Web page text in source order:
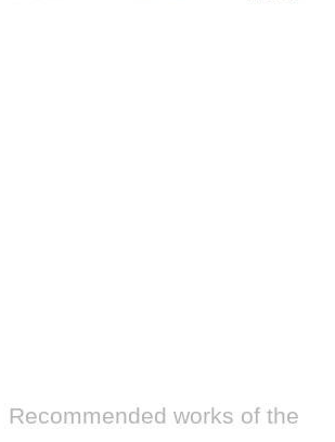
​Recommended works of the